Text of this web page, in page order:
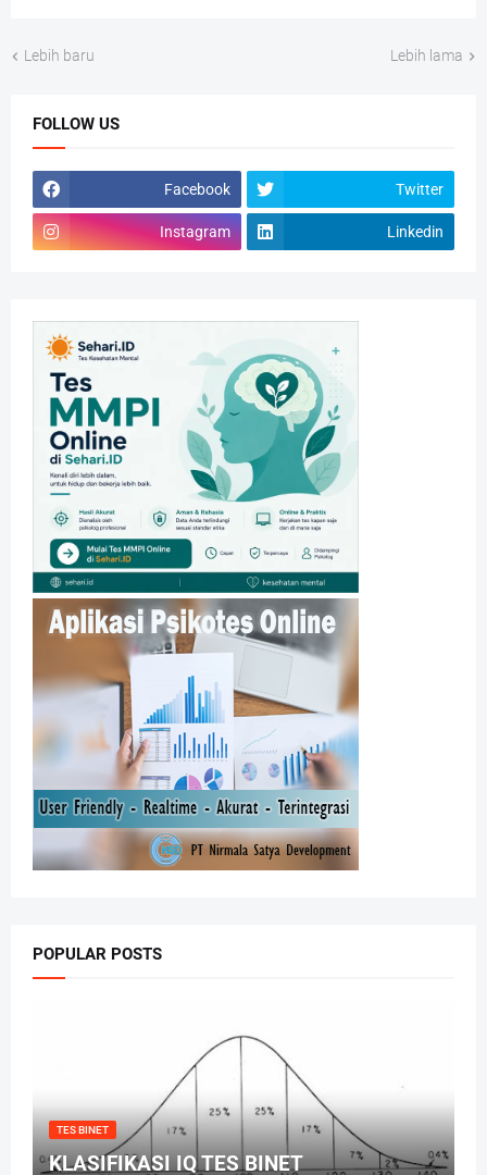
Lebih baru Lebih lama
FOLLOW US
Facebook Twitter
Instagram Linkedin
POPULAR POSTS
TES BINET
KLASIFIKASI IQ TES BINET